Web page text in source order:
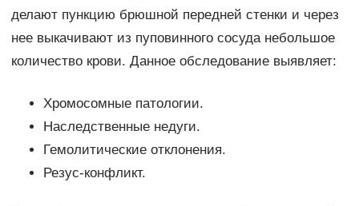
делают пункцию брюшной передней стенки и через
нее выкачивают из пуповинного сосуда небольшое
количество крови. Данное обследование выявляет:
Хромосомные патологии.
Наследственные недуги.
Гемолитические отклонения.
Резус-конфликт.